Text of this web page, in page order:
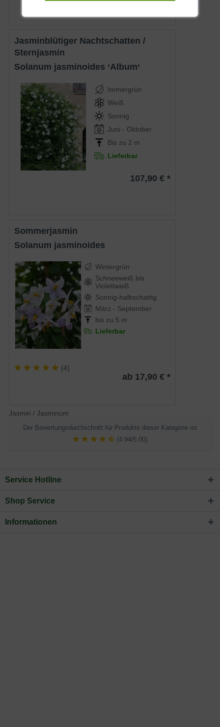
Jasminblütiger Nachtschatten /
Sternjasmin
Solanum jasminoides ‘Album‘
Immergrün
Weiß
Sonnig
Juni - Oktober
Bis zu 2 m
Lieferbar
107,90 € *
Sommerjasmin
Solanum jasminoides
Wintergrün
Schneeweiß bis
Violettweiß
Sonnig-halbschattig
März - September
bis zu 5 m
Lieferbar
(4)
ab 17,90 € *
Jasmin / Jasminum
Der Bewertungsdurchschnitt für Produkte dieser Kategorie ist
(4.94/5.00)
Service Hotline
Shop Service
Informationen